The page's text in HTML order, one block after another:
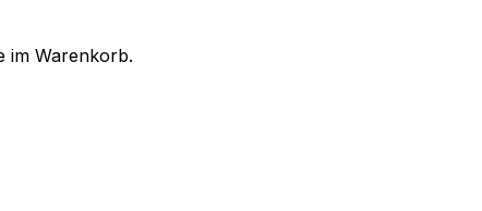
im Warenkorb.